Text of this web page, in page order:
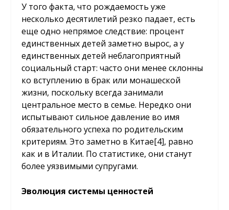
У того факта, что рождаемость уже
несколько десятилетий резко падает, есть
еще одно непрямое следствие: процент
единственных детей заметно вырос, а у
единственных детей неблагоприятный
социальный старт: часто они менее склонны
ко вступлению в брак или монашеской
жизни, поскольку всегда занимали
центральное место в семье. Нередко они
испытывают сильное давление во имя
обязательного успеха по родительским
критериям. Это заметно в Китае[4], равно
как и в Италии. По статистике, они станут
более уязвимыми супругами.
Эволюция системы ценностей